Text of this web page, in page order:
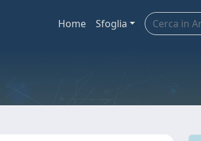
Home Sfoglia